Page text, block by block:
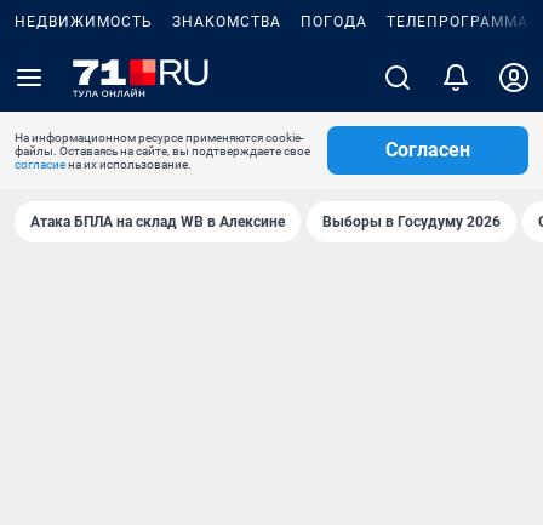
НЕДВИЖИМОСТЬ ЗНАКОМСТВА ПОГОДА ТЕЛЕПРОГРАММА
На информационном ресурсе применяются cookie-
файлы. Оставаясь на сайте, вы подтверждаете свое
согласиена их использование.
Согласен
Атака БПЛА на склад WB в Алексине Выборы в Госудуму 2026